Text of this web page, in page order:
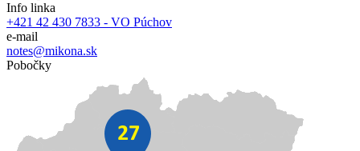
Info linka
+421 42 430 7833 - VO Púchov
e-mail
notes@mikona.sk
Pobočky